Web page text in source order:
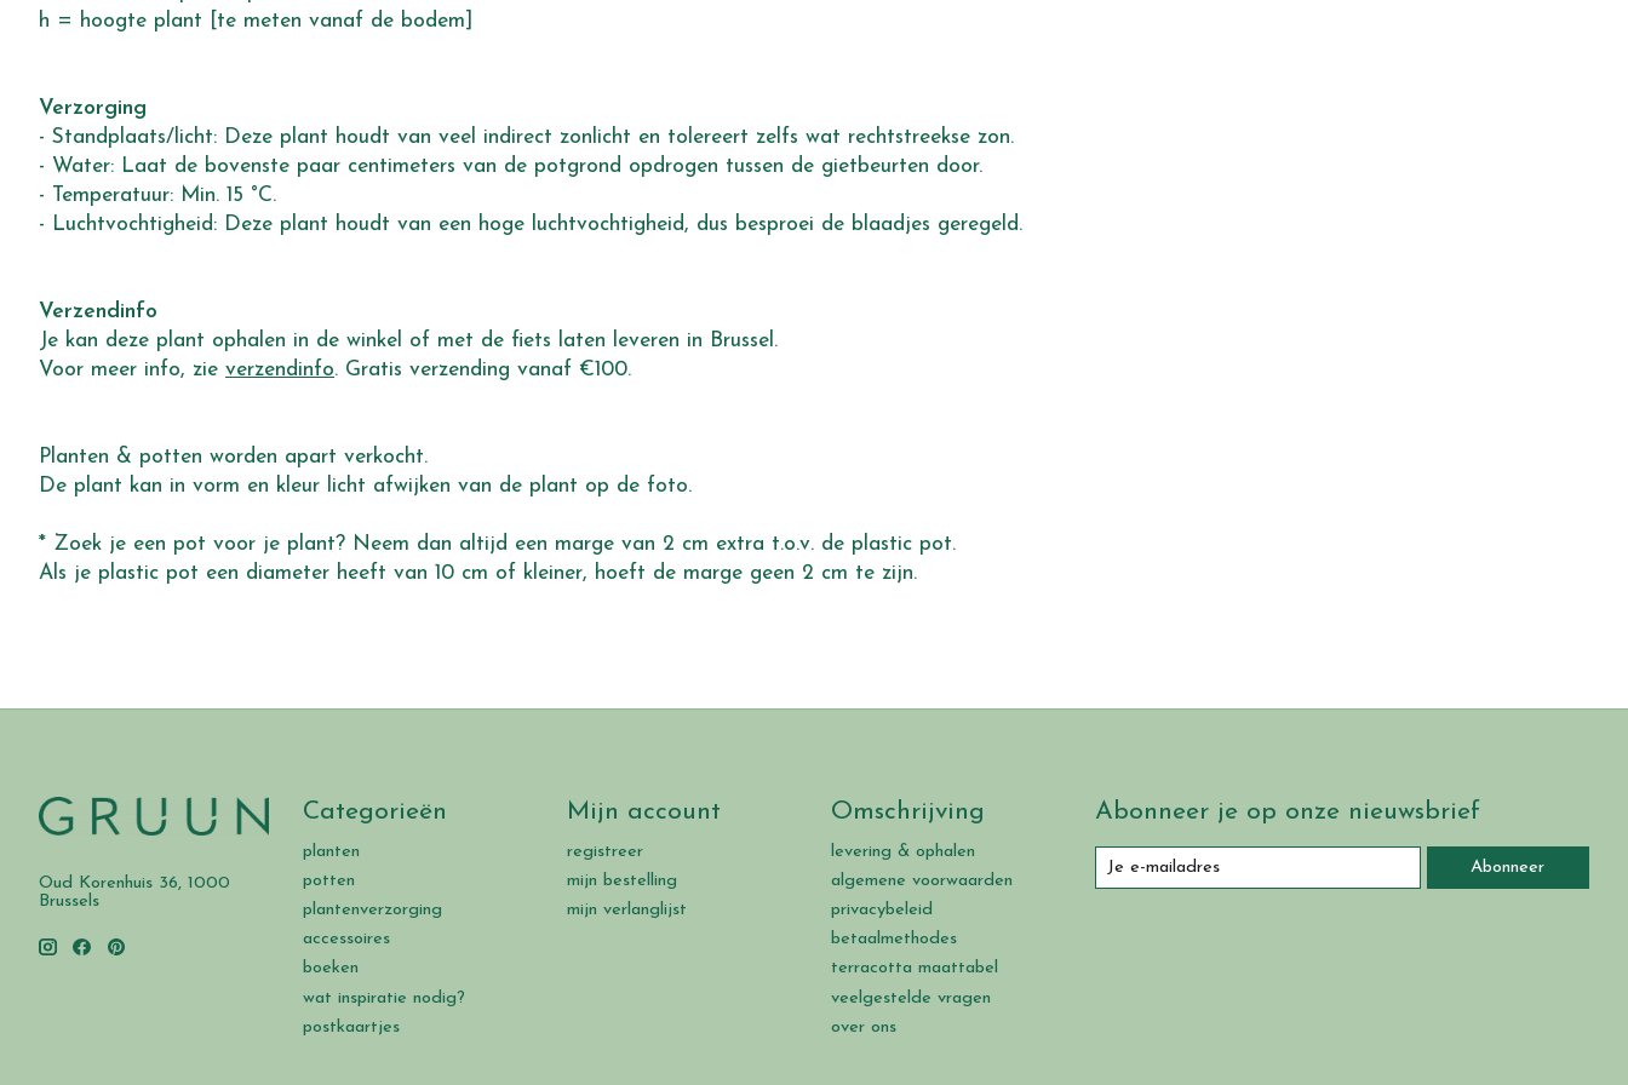
h = hoogte plant [te meten vanaf de bodem]
Verzorging
- Standplaats/licht: Deze plant houdt van veel indirect zonlicht en tolereert zelfs wat rechtstreekse zon.
- Water: Laat de bovenste paar centimeters van de potgrond opdrogen tussen de gietbeurten door.
- Temperatuur: Min. 15 °C.
- Luchtvochtigheid: Deze plant houdt van een hoge luchtvochtigheid, dus besproei de blaadjes geregeld.
Verzendinfo
Je kan deze plant ophalen in de winkel of met de fiets laten leveren in Brussel.
Voor meer info, zie verzendinfo. Gratis verzending vanaf €100.
Planten & potten worden apart verkocht.
De plant kan in vorm en kleur licht afwijken van de plant op de foto.
* Zoek je een pot voor je plant? Neem dan altijd een marge van 2 cm extra t.o.v. de plastic pot.
Als je plastic pot een diameter heeft van 10 cm of kleiner, hoeft de marge geen 2 cm te zijn.
Oud Korenhuis 36, 1000
Brussels
Categorieën
planten
potten
plantenverzorging
accessoires
boeken
wat inspiratie nodig?
postkaartjes
Mijn account
registreer
mijn bestelling
mijn verlanglijst
Omschrijving
levering & ophalen
algemene voorwaarden
privacybeleid
betaalmethodes
terracotta maattabel
veelgestelde vragen
over ons
Abonneer je op onze nieuwsbrief
Abonneer